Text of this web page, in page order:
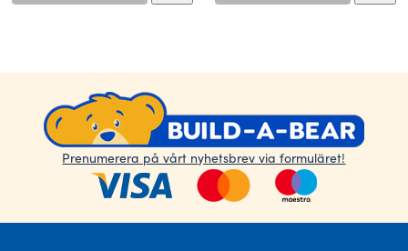
Prenumerera på vårt nyhetsbrev via formuläret!